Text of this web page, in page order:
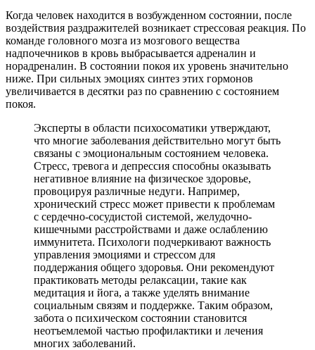
Когда человек находится в возбужденном состоянии, после
воздействия раздражителей возникает стрессовая реакция. По
команде головного мозга из мозгового вещества
надпочечников в кровь выбрасывается адреналин и
норадреналин. В состоянии покоя их уровень значительно
ниже. При сильных эмоциях синтез этих гормонов
увеличивается в десятки раз по сравнению с состоянием
покоя.
Эксперты в области психосоматики утверждают,
что многие заболевания действительно могут быть
связаны с эмоциональным состоянием человека.
Стресс, тревога и депрессия способны оказывать
негативное влияние на физическое здоровье,
провоцируя различные недуги. Например,
хронический стресс может привести к проблемам
с сердечно-сосудистой системой, желудочно-
кишечными расстройствами и даже ослаблению
иммунитета. Психологи подчеркивают важность
управления эмоциями и стрессом для
поддержания общего здоровья. Они рекомендуют
практиковать методы релаксации, такие как
медитация и йога, а также уделять внимание
социальным связям и поддержке. Таким образом,
забота о психическом состоянии становится
неотъемлемой частью профилактики и лечения
многих заболеваний.